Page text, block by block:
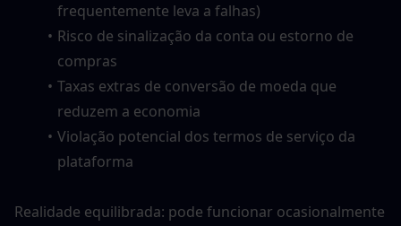
frequentemente leva a falhas)
Risco de sinalização da conta ou estorno de
compras
Taxas extras de conversão de moeda que
reduzem a economia
Violação potencial dos termos de serviço da
plataforma
Realidade equilibrada: pode funcionar ocasionalmente